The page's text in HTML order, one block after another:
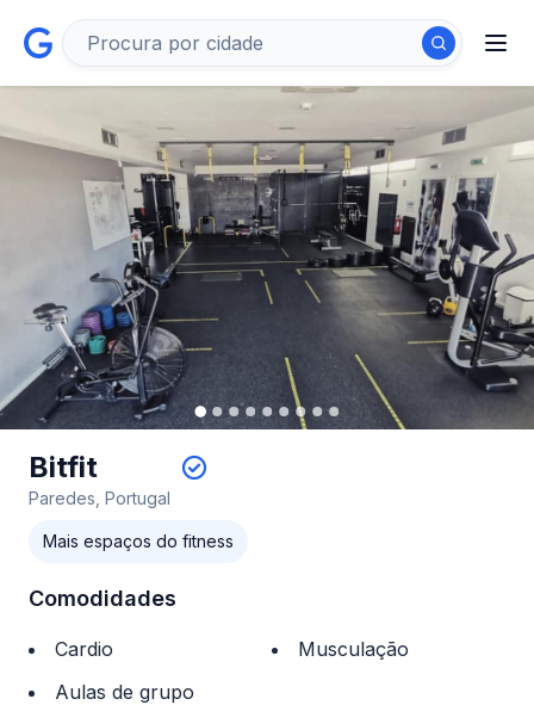
Bitfit
Paredes, Portugal
Mais espaços do fitness
Comodidades
Cardio
Musculação
Aulas de grupo